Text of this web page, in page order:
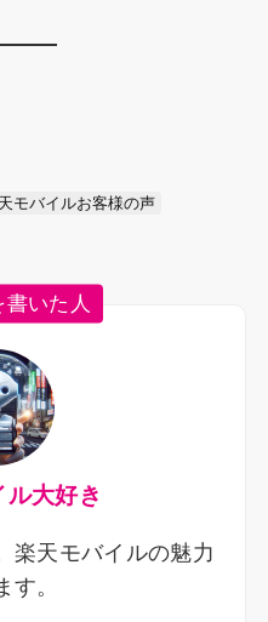
モバイルお客様の声
いた人
大好き
楽天モバイルの魅力
。